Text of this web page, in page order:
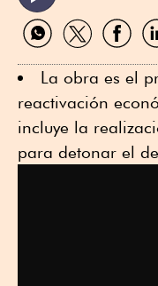
Compartir
por
Compartir
por
por
por
La obra es el
reactivación
incluye la
para detonar el